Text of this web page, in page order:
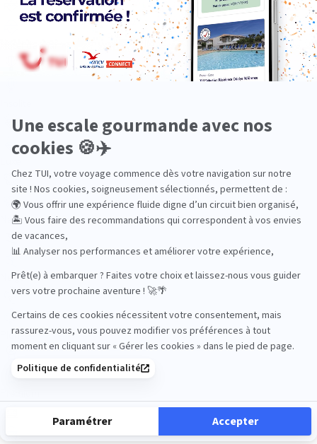
Hôtel de charme
Nature
Neige
Plongée